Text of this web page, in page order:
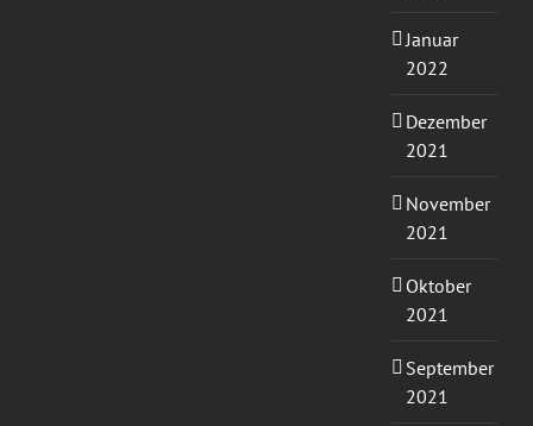
Januar
2022
Dezember
2021
November
2021
Oktober
2021
September
2021